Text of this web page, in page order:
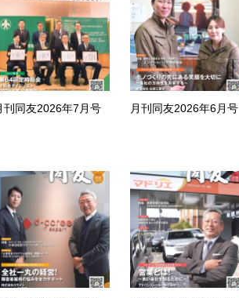
刊同友2026年7月号 月刊同友2026年6月号